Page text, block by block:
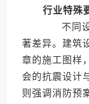
行业特殊
不同设
著差异。建筑
章的施工图样
会的抗震设计
则强调消防预